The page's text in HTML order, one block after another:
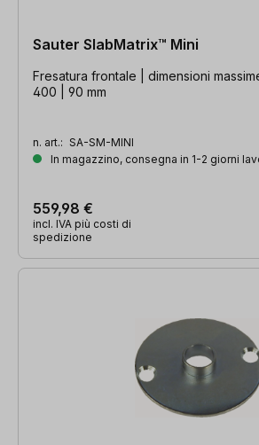
Sauter SlabMatrix™ Mini
Fresatura frontale | dimensioni
400 | 90 mm
n. art.: SA-SM-MINI
In magazzino, consegna in 1-2 giorni
559,98 €
incl. IVA più costi di
spedizione